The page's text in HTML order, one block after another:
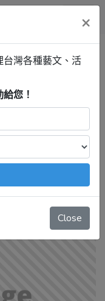
講座
動
站內容由程式自動抓
國定假日、移師外地
10 ...
×
灣各種藝文、活
您！
Close